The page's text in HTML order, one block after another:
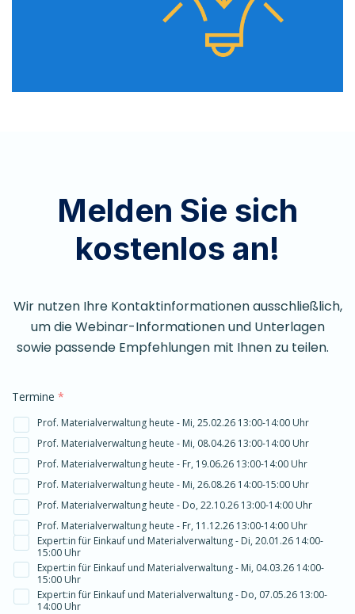
Melden Sie sich
kostenlos an!
Wir nutzen Ihre Kontaktinformationen ausschließlich,
um die Webinar-Informationen und Unterlagen
sowie passende Empfehlungen mit Ihnen zu teilen.
Termine *
Prof. Materialverwaltung heute - Mi, 25.02.26 13:00-14:00 Uhr
Prof. Materialverwaltung heute - Mi, 08.04.26 13:00-14:00 Uhr
Prof. Materialverwaltung heute - Fr, 19.06.26 13:00-14:00 Uhr
Prof. Materialverwaltung heute - Mi, 26.08.26 14:00-15:00 Uhr
Prof. Materialverwaltung heute - Do, 22.10.26 13:00-14:00 Uhr
Prof. Materialverwaltung heute - Fr, 11.12.26 13:00-14:00 Uhr
Expert:in für Einkauf und Materialverwaltung - Di, 20.01.26 14:00-
15:00 Uhr
Expert:in für Einkauf und Materialverwaltung - Mi, 04.03.26 14:00-
15:00 Uhr
Expert:in für Einkauf und Materialverwaltung - Do, 07.05.26 13:00-
14:00 Uhr